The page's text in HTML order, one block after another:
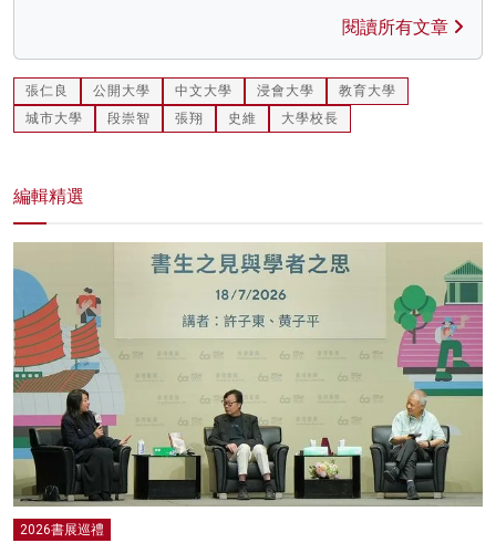
閱讀所有文章
張仁良 公開大學 中文大學 浸會大學
教育大學
城市大學
段崇智 張翔 史維 大學校長
編輯精選
2026書展巡禮